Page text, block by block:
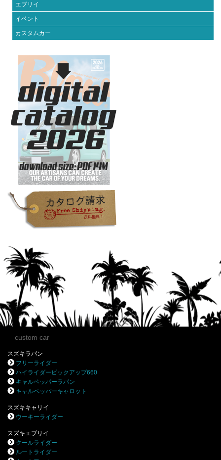
エブリイ
イベント
カスタムカー
custom car
スズキラパン
フリーライダー
ハイライダーピックアップ660
キャルペッパーラパン
キャルペッパーキャロット
スズキキャリイ
ウーキーライダー
スズキエブリイ
クールライダー
ルートライダー